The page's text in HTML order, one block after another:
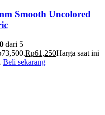
Smooth Uncolored
dari 5
Rp61,250Harga saat ini
Beli sekarang